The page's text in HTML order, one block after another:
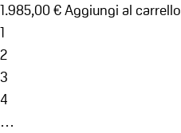
1.985,00 €Aggiungi al carrello
1
2
3
4
…